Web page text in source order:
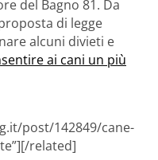
del Bagno 81. Da
di legge
alcuni divieti e
ai cani un più
post/142849/cane-
related]